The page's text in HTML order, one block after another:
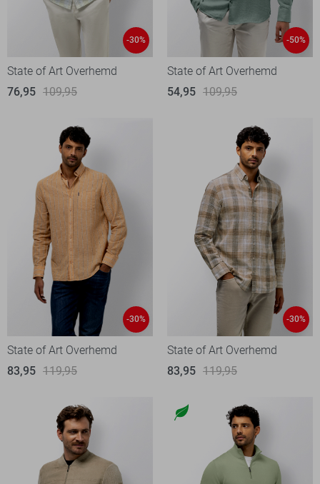
-30%
State of Art Overhemd
76,95 109,95
-50%
State of Art Overhemd
54,95 109,95
-30%
State of Art Overhemd
83,95 119,95
-30%
State of Art Overhemd
83,95 119,95